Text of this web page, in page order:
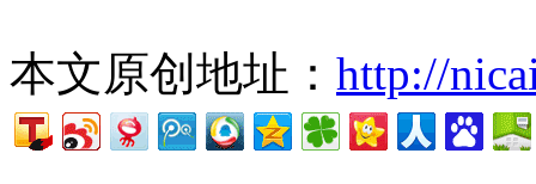
本文原创地址： http://